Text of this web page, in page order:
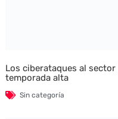
Los ciberataques al
temporada alta
Sin categoría